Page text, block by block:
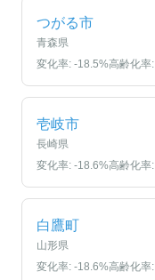
つがる市
青森県
変化率: -18.5%高齢化率:
壱岐市
長崎県
変化率: -18.6%高齢化率:
白鷹町
山形県
変化率: -18.6%高齢化率: